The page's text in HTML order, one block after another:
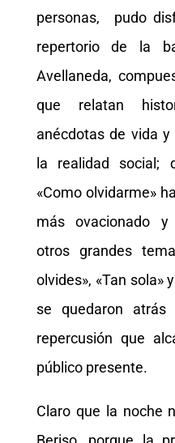
personas, pudo
repertorio de la
Avellaneda,
que relatan
anécdotas de vida y
la realidad social;
«Como olvidarme»
más ovacionado y
otros grandes
olvides», «Tan sola»
se quedaron
repercusión que
público presente.
Claro que la noche